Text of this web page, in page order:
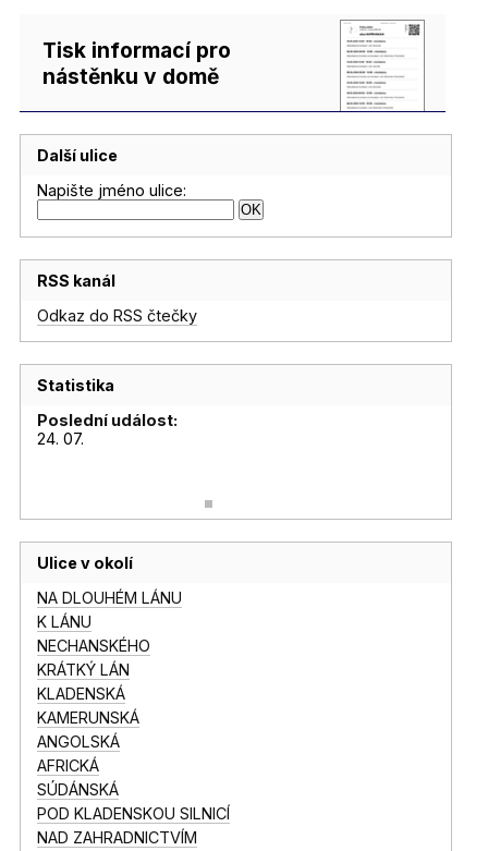
Tisk informací pro
nástěnku v domě
Další ulice
Napište jméno ulice:
RSS kanál
Odkaz do RSS čtečky
Statistika
Poslední událost:
24. 07.
Ulice v okolí
NA DLOUHÉM LÁNU
K LÁNU
NECHANSKÉHO
KRÁTKÝ LÁN
KLADENSKÁ
KAMERUNSKÁ
ANGOLSKÁ
AFRICKÁ
SÚDÁNSKÁ
POD KLADENSKOU SILNICÍ
NAD ZAHRADNICTVÍM